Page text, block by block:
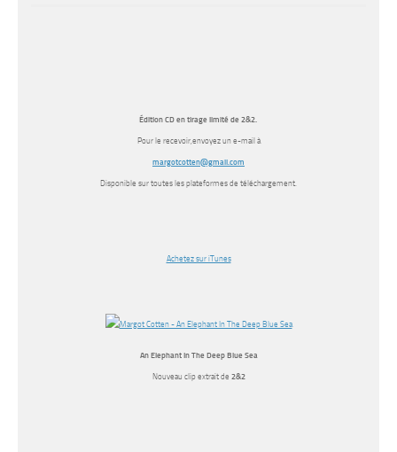
Édition CD en tirage limité de 2&2.
Pour le recevoir,envoyez un e-mail à
margotcotten@gmail.com
Disponible sur toutes les plateformes de téléchargement.
Achetez sur iTunes
An Elephant In The Deep Blue Sea
Nouveau clip extrait de 2&2